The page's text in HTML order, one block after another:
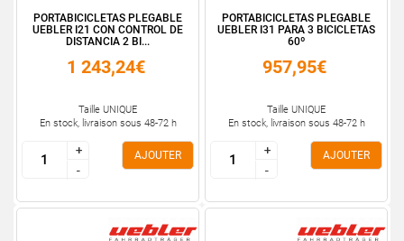
PORTABICICLETAS PLEGABLE
UEBLER I21 CON CONTROL DE
DISTANCIA 2 BI...
1 243,24€
Taille UNIQUE
En stock, livraison sous 48-72 h
+
-
+
-
AJOUTER
PORTABICICLETAS PLEGABLE
UEBLER I31 PARA 3 BICICLETAS
60º
957,95€
Taille UNIQUE
En stock, livraison sous 48-72 h
+
-
+
-
AJOUTER